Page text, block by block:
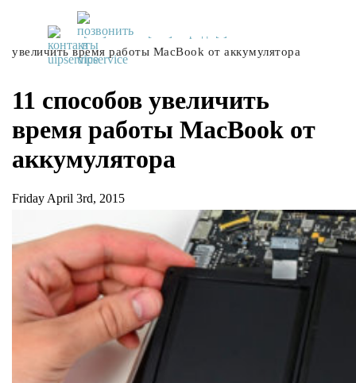
UiPservice »[:ru]Советы[:ua]Поради[:]
увеличить время работы MacBook от аккумулятора
11 способов увеличить
время работы MacBook от
аккумулятора
Friday April 3rd, 2015